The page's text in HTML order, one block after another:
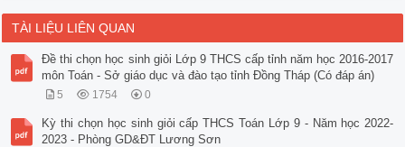
TÀI LIỆU LIÊN QUAN
Đề thi chọn học sinh giỏi Lớp 9 THCS cấp tỉnh năm học 2016-2017
môn Toán - Sở giáo dục và đào tạo tỉnh Đồng Tháp (Có đáp án)
5 1754 0
Kỳ thi chọn học sinh giỏi cấp THCS Toán Lớp 9 - Năm học 2022-
2023 - Phòng GD&ĐT Lương Sơn